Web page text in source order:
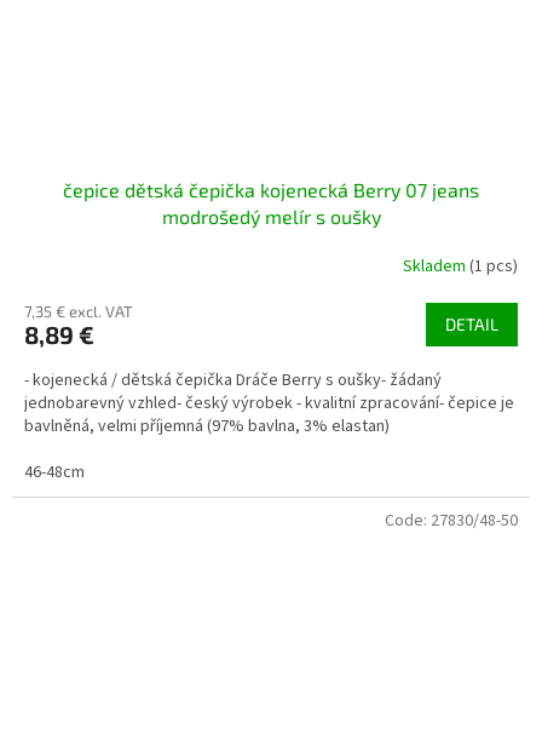
čepice dětská čepička kojenecká Berry 07 jeans
modrošedý melír s oušky
Skladem (1 pcs)
7,35 € excl. VAT
8,89 € DETAIL
- kojenecká / dětská čepička Dráče Berry s oušky- žádaný
jednobarevný vzhled- český výrobek - kvalitní zpracování- čepice je
bavlněná, velmi příjemná (97% bavlna, 3% elastan)
46-48cm
Code: 27830/48-50